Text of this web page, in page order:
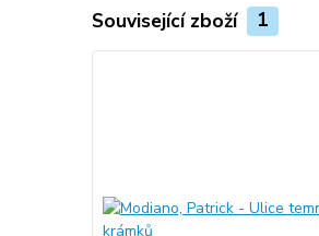
Související zboží 1